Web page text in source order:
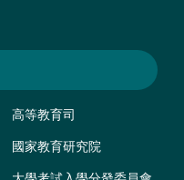
高等教育司
國家教育研究院